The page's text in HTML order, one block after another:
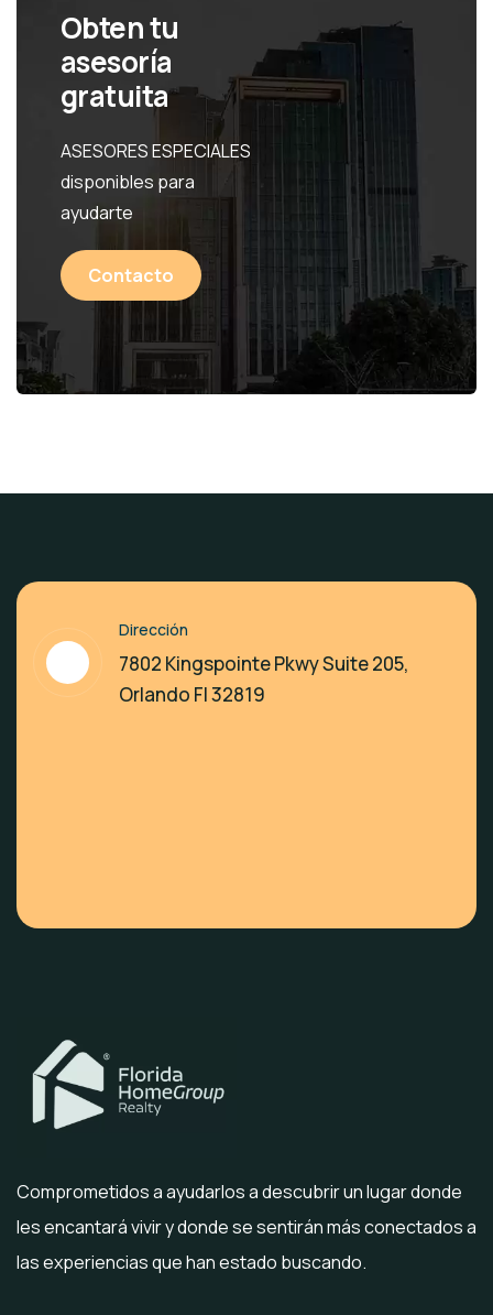
Obten tu
asesoría
gratuita
ASESORES ESPECIALES
disponibles para
ayudarte
Contacto
Dirección
7802 Kingspointe Pkwy Suite 205,
Orlando Fl 32819
Comprometidos a ayudarlos a descubrir un lugar donde
les encantará vivir y donde se sentirán más conectados a
las experiencias que han estado buscando.